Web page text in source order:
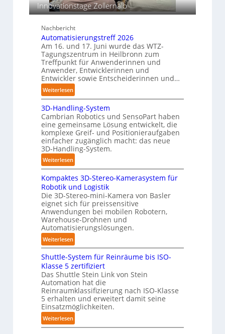
e
a
h
n
h
n
e
n
p
e
r
C
o
b
o
t
s
i
s
b
e
s
t
ä
n
d
i
g
e
P
o
l
y
m
e
r
l
a
g
e
ü
r
T
a
u
c
h
Innovationstage Zollernalb
Nachbericht
Automatisierungstreff 2026
Am 16. und 17. Juni wurde das WTZ-
Tagungszentrum in Heilbronn zum
Treffpunkt für Anwenderinnen und
Anwender, Entwicklerinnen und
Entwickler sowie Entscheiderinnen und…
Weiterlesen:
A
u
t
o
m
a
t
i
s
i
e
r
u
n
g
s
r
e
f
f
2
0
2
6
3D-Handling-System
Cambrian Robotics und SensoPart haben
eine gemeinsame Lösung entwickelt, die
komplexe Greif- und Positionieraufgaben
einfacher zugänglich macht: das neue
3D-Handling-System.
Weiterlesen:
3
D
-
H
a
n
d
l
i
n
g
-
S
y
s
t
e
Kompaktes 3D-Stereo-Kamerasystem für
Robotik und Logistik
Die 3D-Stereo-mini-Kamera von Basler
eignet sich für preissensitive
Anwendungen bei mobilen Robotern,
Warehouse-Drohnen und
Automatisierungslösungen.
Weiterlesen:
K
o
m
p
a
k
t
e
s
Shuttle-System für Reinräume bis ISO-
Klasse 5 zertifiziert
Das Shuttle Stein Link von Stein
Automation hat die
Reinraumklassifizierung nach ISO-Klasse
5 erhalten und erweitert damit seine
Einsatzmöglichkeiten.
Weiterlesen:
S